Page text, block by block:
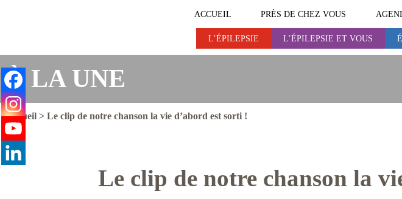
ACCUEIL PRÈS DE CHEZ VOUS
L’ÉPILEPSIE L’ÉPILEPSIE ET VOUS
L’ÉPILEPSIE ET VOUS ÉPILEPSIE-FRANCE
À LA UNE
Accueil > Le clip de notre chanson la vie d’abord est sorti !
Le clip de notre chanson la